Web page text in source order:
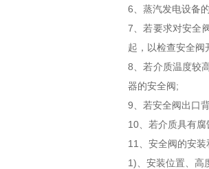
6、蒸汽发电设备
7、若要求对安全
起，以检查安全阀
8、若介质温度较
器的安全阀;
9、若安全阀出口
10、若介质具有
11、安全阀的安
1)、安装位置、高